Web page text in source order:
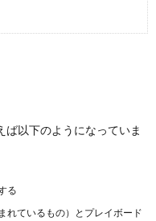
ば以下のようになっていま
る
れているもの）とプレイボード